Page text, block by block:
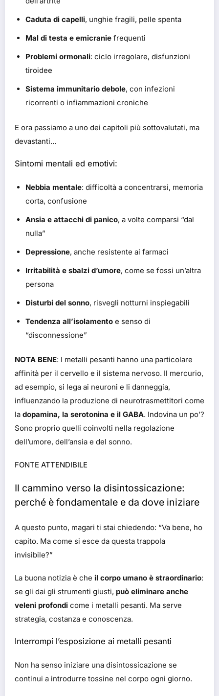
Caduta di capelli, unghie fragili, pelle spenta
Mal di testa e emicranie frequenti
Problemi ormonali: ciclo irregolare, disfunzioni
tiroidee
Sistema immunitario debole, con infezioni
ricorrenti o infiammazioni croniche
E ora passiamo a uno dei capitoli più sottovalutati, ma
devastanti…
Sintomi mentali ed emotivi:
Nebbia mentale: difficoltà a concentrarsi, memoria
corta, confusione
Ansia e attacchi di panico, a volte comparsi “dal
nulla”
Depressione, anche resistente ai farmaci
Irritabilità e sbalzi d’umore, come se fossi un’altra
persona
Disturbi del sonno, risvegli notturni inspiegabili
Tendenza all’isolamento e senso di
“disconnessione”
NOTA BENE: I metalli pesanti hanno una particolare
affinità per il cervello e il sistema nervoso. Il mercurio,
ad esempio, si lega ai neuroni e li danneggia,
influenzando la produzione di neurotrasmettitori come
la dopamina, la serotonina e il GABA. Indovina un po’?
Sono proprio quelli coinvolti nella regolazione
dell’umore, dell’ansia e del sonno.
FONTE ATTENDIBILE
Il cammino verso la disintossicazione:
perché è fondamentale e da dove iniziare
A questo punto, magari ti stai chiedendo: “Va bene, ho
capito. Ma come si esce da questa trappola
invisibile?”
La buona notizia è che il corpo umano è straordinario:
se gli dai gli strumenti giusti, può eliminare anche
veleni profondi come i metalli pesanti. Ma serve
strategia, costanza e conoscenza.
Interrompi l’esposizione ai metalli pesanti
Non ha senso iniziare una disintossicazione se
continui a introdurre tossine nel corpo ogni giorno.